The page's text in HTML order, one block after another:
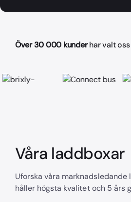
Över 30 000 kunderhar valt oss
Våra laddboxar
Uforska våra marknadsledande
håller högsta kvalitet och 5 års